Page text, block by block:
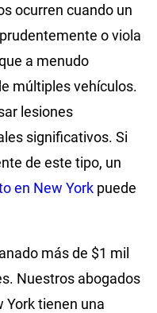
ocurren cuando un
o viola
a menudo
múltiples vehículos.
lesiones
significativos. Si
de este tipo, un
en New York puede
más de $1 mil
Nuestros abogados
York tienen una